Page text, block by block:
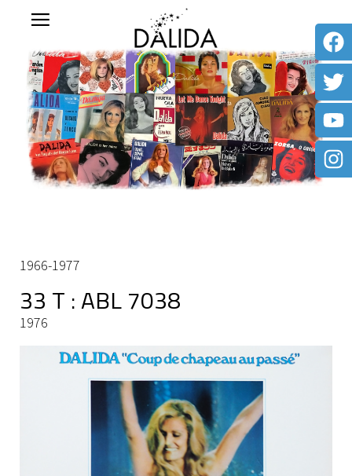
1966-1977
33 T : ABL 7038
1976